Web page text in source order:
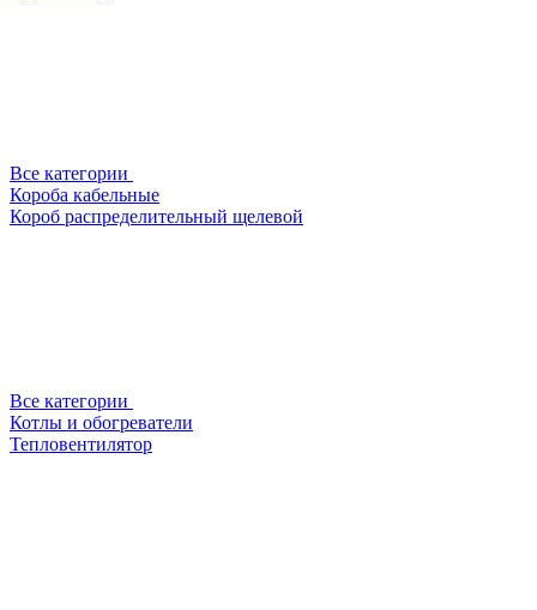
Все категории
Короба кабельные
Короб распределительный щелевой
Все категории
Котлы и обогреватели
Тепловентилятор